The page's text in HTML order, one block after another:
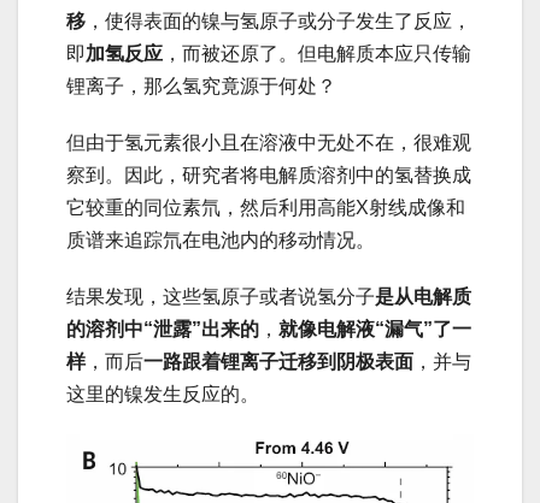
移 ，使得表面的镍与氢原子或分子发生了反应，
即加氢反应 ，而被还原了。但电解质本应只传输
锂离子，那么氢究竟源于何处？
但由于氢元素很小且在溶液中无处不在，很难观
察到。因此，研究者将电解质溶剂中的氢替换成
它较重的同位素氘，然后利用高能X射线成像和
质谱来追踪氘在电池内的移动情况。
结果发现，这些氢原子或者说氢分子是从电解质
的溶剂中“泄露”出来的 ， 就像电解液“漏气”了一
样，而后一路跟着锂离子迁移到阴极表面 ，并与
这里的镍发生反应的。